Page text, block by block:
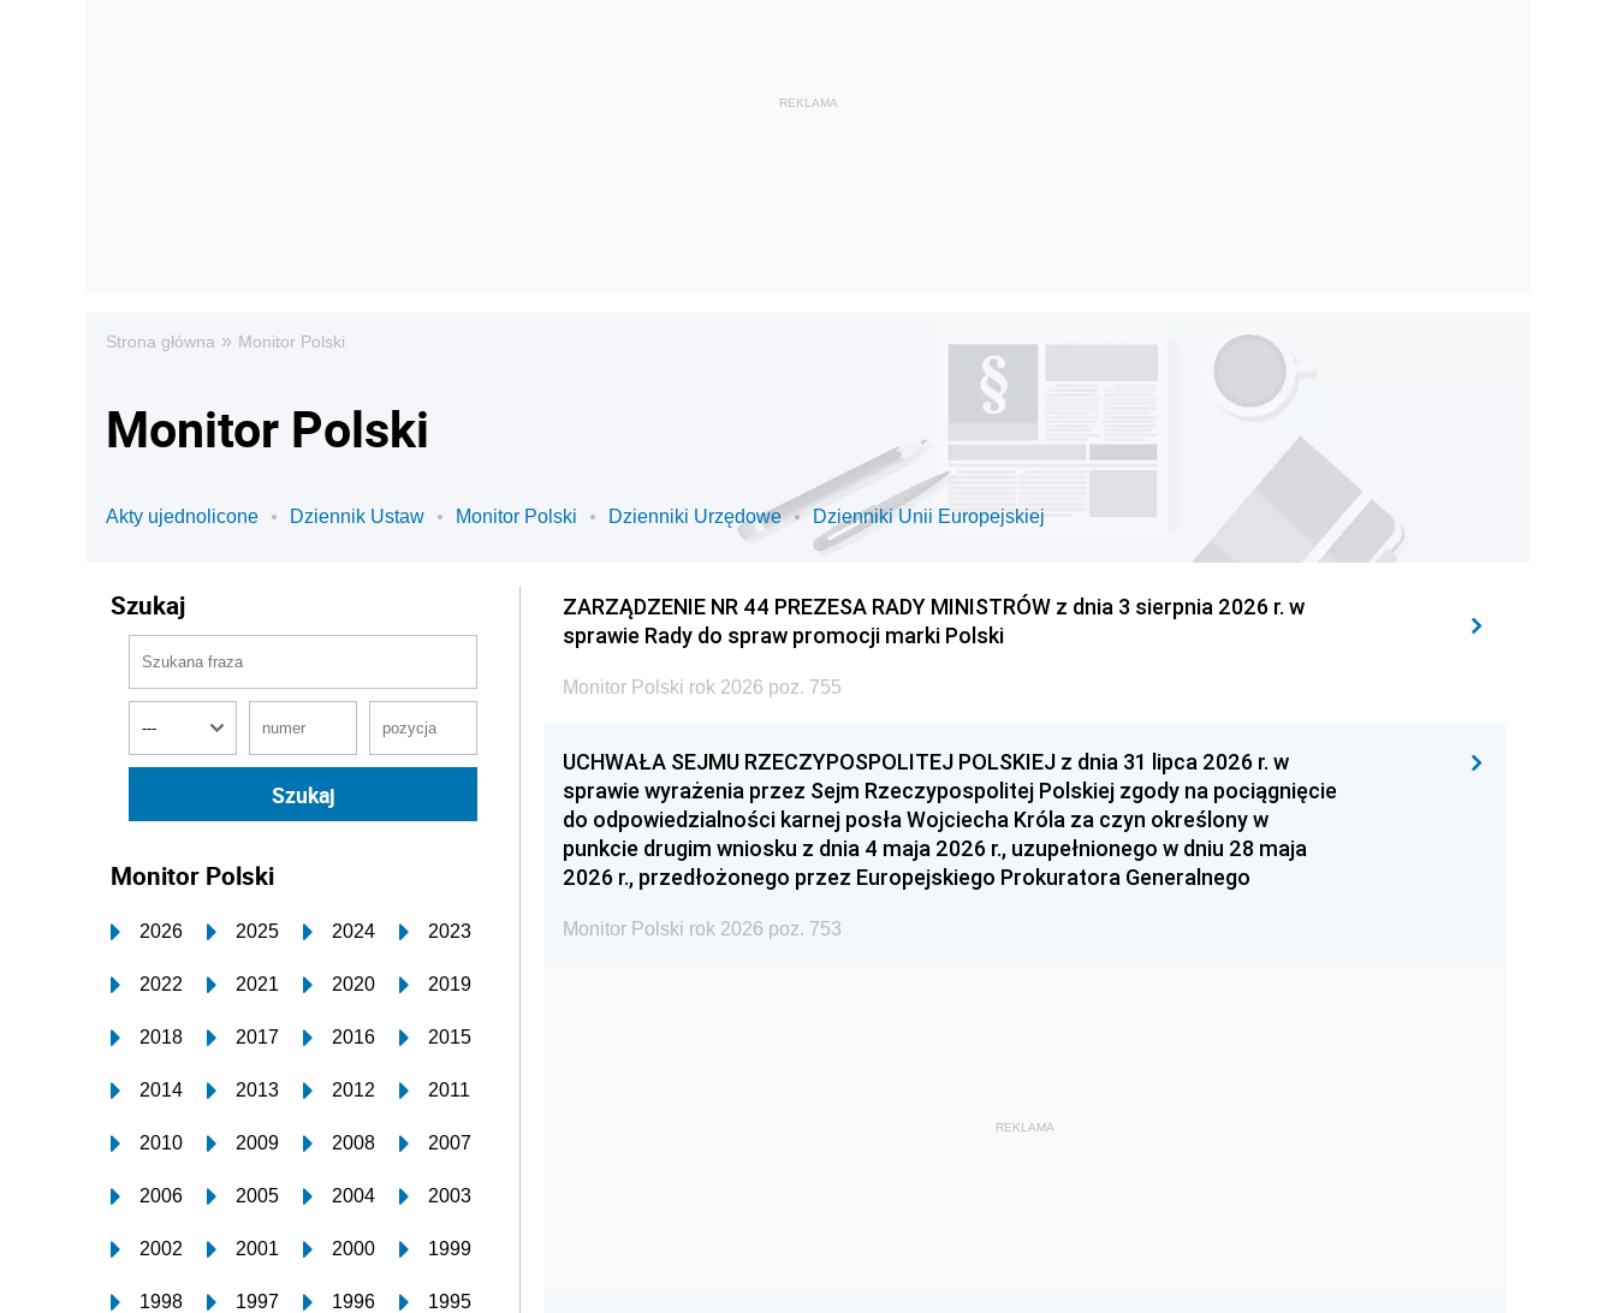
Strona główna » Monitor Polski
Monitor Polski
Akty ujednolicone Dziennik Ustaw Monitor Polski Dzienniki Urzędowe Dzienniki Unii Europejskiej
Szukaj
Monitor Polski
2026 2025 2024 2023
2022 2021 2020 2019
2018 2017 2016 2015
2014 2013 2012 2011
2010 2009 2008 2007
2006 2005 2004 2003
2002 2001 2000 1999
1998 1997 1996 1995
ZARZĄDZENIE NR 44 PREZESA RADY MINISTRÓW z dnia 3 sierpnia 2026 r. w
sprawie Rady do spraw promocji marki Polski
Monitor Polski rok 2026 poz. 755
UCHWAŁA SEJMU RZECZYPOSPOLITEJ POLSKIEJ z dnia 31 lipca 2026 r. w
sprawie wyrażenia przez Sejm Rzeczypospolitej Polskiej zgody na pociągnięcie
do odpowiedzialności karnej posła Wojciecha Króla za czyn określony w
punkcie drugim wniosku z dnia 4 maja 2026 r., uzupełnionego w dniu 28 maja
2026 r., przedłożonego przez Europejskiego Prokuratora Generalnego
Monitor Polski rok 2026 poz. 753
REKLAMA